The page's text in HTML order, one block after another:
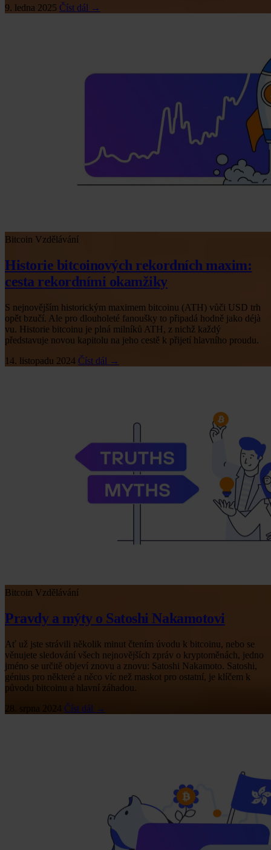
9. ledna 2025 Číst dál →
Bitcoin Vzdělávání
Historie bitcoinových rekordních maxim:
cesta rekordními okamžiky
S nejnovějším historickým maximem bitcoinu (ATH) vůči USD trh
opět bzučí. Ale pro dlouholeté fanoušky to připadá hodně jako déjà
vu. Historie bitcoinu je plná milníků ATH, z nichž každý
představuje novou kapitolu na jeho cestě k přijetí hlavního proudu.
14. listopadu 2024 Číst dál →
Bitcoin Vzdělávání
Pravdy a mýty o Satoshi Nakamotovi
Ať už jste strávili několik minut čtením úvodu k bitcoinu, nebo se
věnujete sledování všech nejnovějších zpráv o kryptoměnách, jedno
jméno se určitě objeví znovu a znovu: Satoshi Nakamoto. Satoshi,
génius pro některé a něco víc než maskot pro ostatní, je klíčem k
původu bitcoinu a hlavní záhadou.
28. srpna 2024 Číst dál →